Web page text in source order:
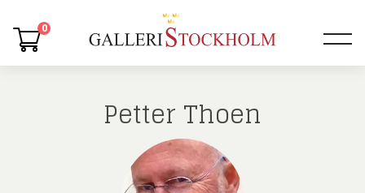
0
Petter Thoen